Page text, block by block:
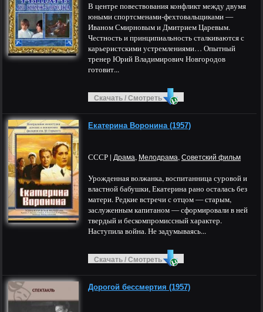
В центре повествования конфликт между двумя
юными спортсменами-фехтовальщиками —
Иваном Смирновым и Дмитрием Царевым.
Честность и принципиальность сталкиваются с
карьеристскими устремлениями… Опытный
тренер Юрий Владимирович Новгородов
готовит...
Скачать / Смотреть
Екатерина Воронина (1957)
СССР | Драма, Мелодрама, Советский фильм
Урожденная волжанка, воспитанница суровой и
властной бабушки, Екатерина рано осталась без
матери. Редкие встречи с отцом — старым,
заслуженным капитаном — сформировали в ней
твердый и бескомпромиссный характер.
Наступила война. Не задумываясь...
Скачать / Смотреть
Дорогой бессмертия (1957)